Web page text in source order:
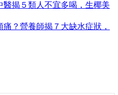
揭５類人不宜多喝，生椰美
？營養師揭７大缺水症狀，